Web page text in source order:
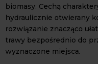
biomasy. Cechą
hydraulicznie otwierany
rozwiązanie znacząco
trawy bezpośrednio do
wyznaczone miejsca.